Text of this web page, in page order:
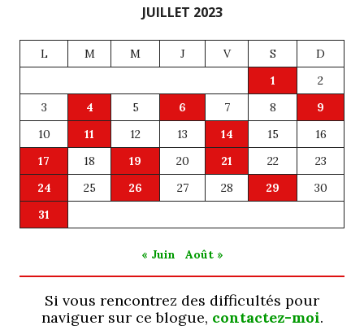
JUILLET 2023
L M M J V S
D
1
2
3
4 5 6 7 8
9
10
11 12 13 14 15
16
17
18 19 20 21 22
23
24
25 26 27 28 29
30
31
« Juin Août »
Si vous rencontrez des difficultés pour
naviguer sur ce blogue, contactez-moi.